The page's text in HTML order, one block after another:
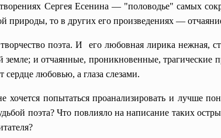
Сергея Есенина — "половодье" самых
природы, то в других его произведениях —
поэта. И его любовная лирика нежная,
и отчаянные, проникновенные, трагические
сердце любовью, а глаза слезами.
хочется попытаться проанализировать и лучше
поэта? Что повлияло на написание таких